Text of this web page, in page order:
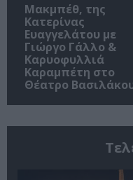
Μακμπέθ, της
Κατερίνας
Ευαγγελάτου με
Γιώργο Γάλλο &
Καρυοφυλλιά
Καραμπέτη στο
Θέατρο